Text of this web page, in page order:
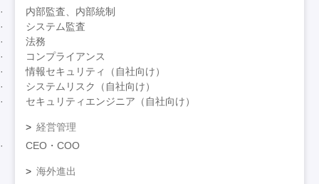
内部監査、内部統制
システム監査
法務
コンプライアンス
情報セキュリティ（自社向け）
システムリスク（自社向け）
セキュリティエンジニア（自社向け）
経営管理
CEO・COO
海外進出